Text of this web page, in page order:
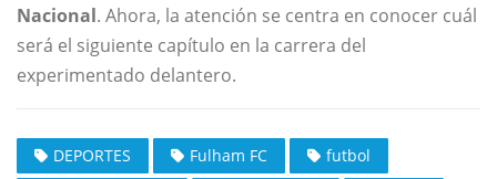
Nacional. Ahora, la atención se centra en conocer cuál
será el siguiente capítulo en la carrera del
experimentado delantero.
DEPORTES Fulham FC
futbol